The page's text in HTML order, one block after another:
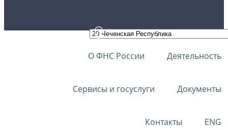
О ФНС России Деятельность
Сервисы и госуслуги Документы
Контакты ENG